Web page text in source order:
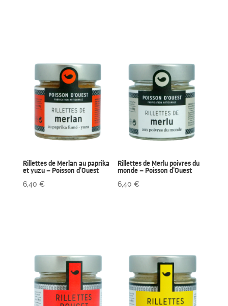
Rillettes de Merlan au paprika
et yuzu – Poisson d’Ouest
6,40 €
Rillettes de Merlu poivres du
monde – Poisson d’Ouest
6,40€